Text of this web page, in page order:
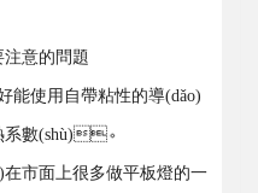
注意的問題
好能使用自帶粘性的導(dǎo)
系數(shù)。
在市面上很多做平板燈的一